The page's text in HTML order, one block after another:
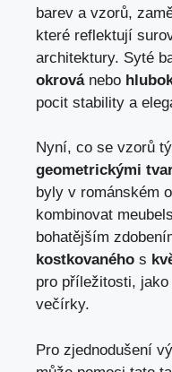
barev a vzorů,
které reflektují
architektury. Syté
okrovánebo
pocit stability a
Nyní, co se vzorů
geometrickými
byly v románském
kombinovat
bohatějším
kostkovaného s
pro příležitosti,
večírky.
Pro zjednodušení